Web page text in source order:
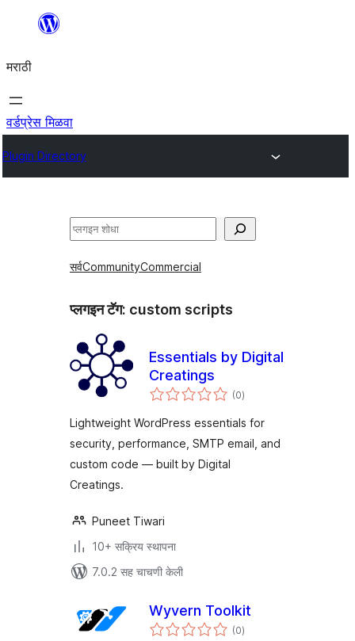
सामुग्रीवर
मराठी
वर्डप्रेस मिळवा
Plugin Directory
शोधा
सर्वCommunityCommercial
प्लगइन टॅग: custom scripts
Essentials by Digital
Creatings
(0एकूण
मूल्यांकन
)
Lightweight WordPress essentials for
security, performance, SMTP email, and
custom code — built by Digital
Creatings.
Puneet Tiwari
10+ सक्रिय स्थापना
7.0.2 सह चाचणी केली
Wyvern Toolkit
(0एकूण
मूल्यांकन
)